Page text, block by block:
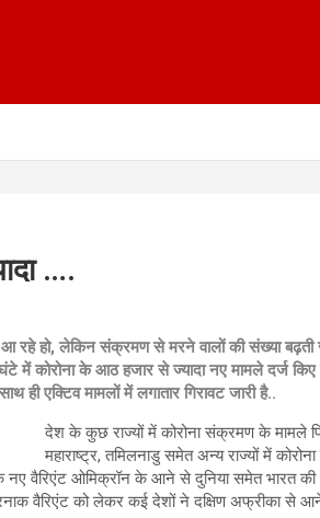
….
हो, लेकिन संक्रमण से मरने वालों की संख्या बढ़ती
में कोरोना के आठ हजार से ज्यादा नए मामले दर्ज
ही एक्टिव मामलों में लगातार गिरावट जारी है..
देश के कुछ राज्यों में कोरोना संक्रमण के मामले
महाराष्ट्र, तमिलनाडु समेत अन्य राज्यों में
नए वैरिएंट ओमिक्रॉन के आने से दुनिया समेत भारत की
वैरिएंट को लेकर कई देशों ने दक्षिण अफ्रीका से आने